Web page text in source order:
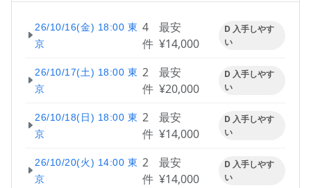
26/10/16(金) 18:00 東
京
4
件
最安
¥14,000
D 入手しやす
い
26/10/17(土) 18:00 東
京
2
件
最安
¥20,000
D 入手しやす
い
26/10/18(日) 18:00 東
京
2
件
最安
¥14,000
D 入手しやす
い
26/10/20(火) 14:00 東
京
2
件
最安
¥14,000
D 入手しやす
い